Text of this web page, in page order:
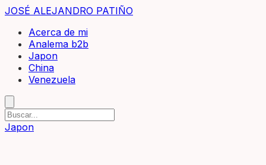
JOSÉ ALEJANDRO PATIÑO
Acerca de mi
Analema b2b
Japon
China
Venezuela
Japon